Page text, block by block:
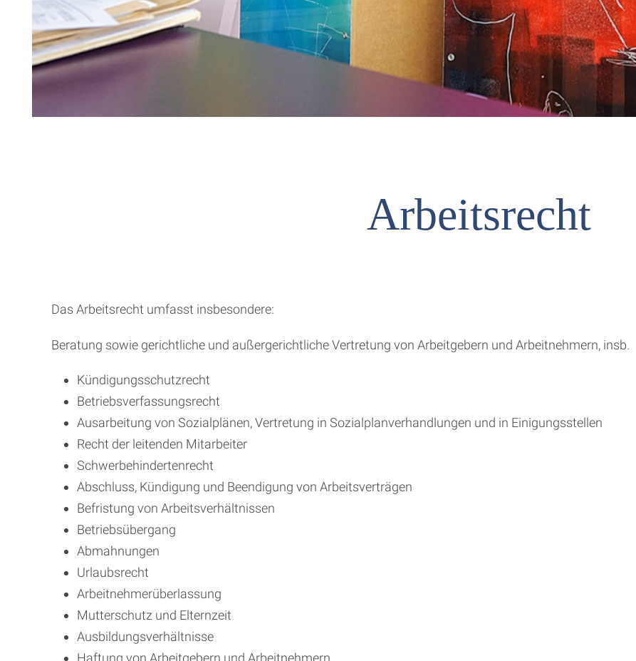
Arbeitsrecht
Das Arbeitsrecht umfasst insbesondere:
Beratung sowie gerichtliche und außergerichtliche Vertretung von Arbeitgebern und Arbeitnehmern, insb.
Kündigungsschutzrecht
Betriebsverfassungsrecht
Ausarbeitung von Sozialplänen, Vertretung in Sozialplanverhandlungen und in Einigungsstellen
Recht der leitenden Mitarbeiter
Schwerbehindertenrecht
Abschluss, Kündigung und Beendigung von Arbeitsverträgen
Befristung von Arbeitsverhältnissen
Betriebsübergang
Abmahnungen
Urlaubsrecht
Arbeitnehmerüberlassung
Mutterschutz und Elternzeit
Ausbildungsverhältnisse
Haftung von Arbeitgebern und Arbeitnehmern